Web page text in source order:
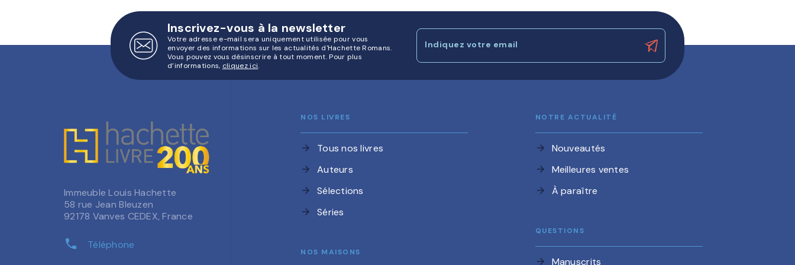
Inscrivez-vous à la newsletter
Votre adresse e-mail sera uniquement utilisée pour vous
envoyer des informations sur les actualités d'Hachette Romans.
Vous pouvez vous désinscrire à tout moment. Pour plus
d’informations, cliquez ici.
Indiquez votre email
Immeuble Louis Hachette
58 rue Jean Bleuzen
92178 Vanves CEDEX, France
phone Téléphone
NOS LIVRES
arrow_forward Tous nos livres
arrow_forward Auteurs
arrow_forward Sélections
arrow_forward Séries
NOS MAISONS
NOTRE ACTUALITÉ
arrow_forward Nouveautés
arrow_forward Meilleures ventes
arrow_forward À paraître
QUESTIONS
arrow_forward Manuscrits